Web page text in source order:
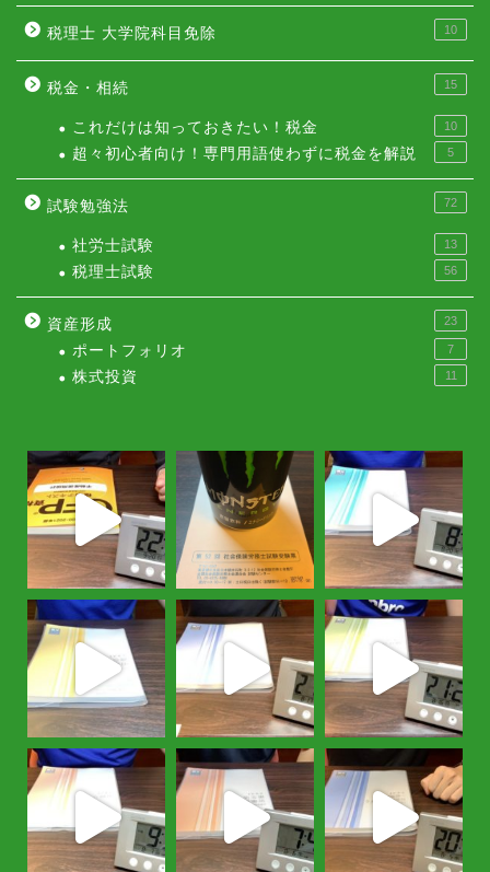
税理士 大学院科目免除 10
税金・相続 15
これだけは知っておきたい！税金 10
超々初心者向け！専門用語使わずに税金を解説 5
試験勉強法 72
社労士試験 13
税理士試験 56
資産形成 23
ポートフォリオ 7
株式投資 11